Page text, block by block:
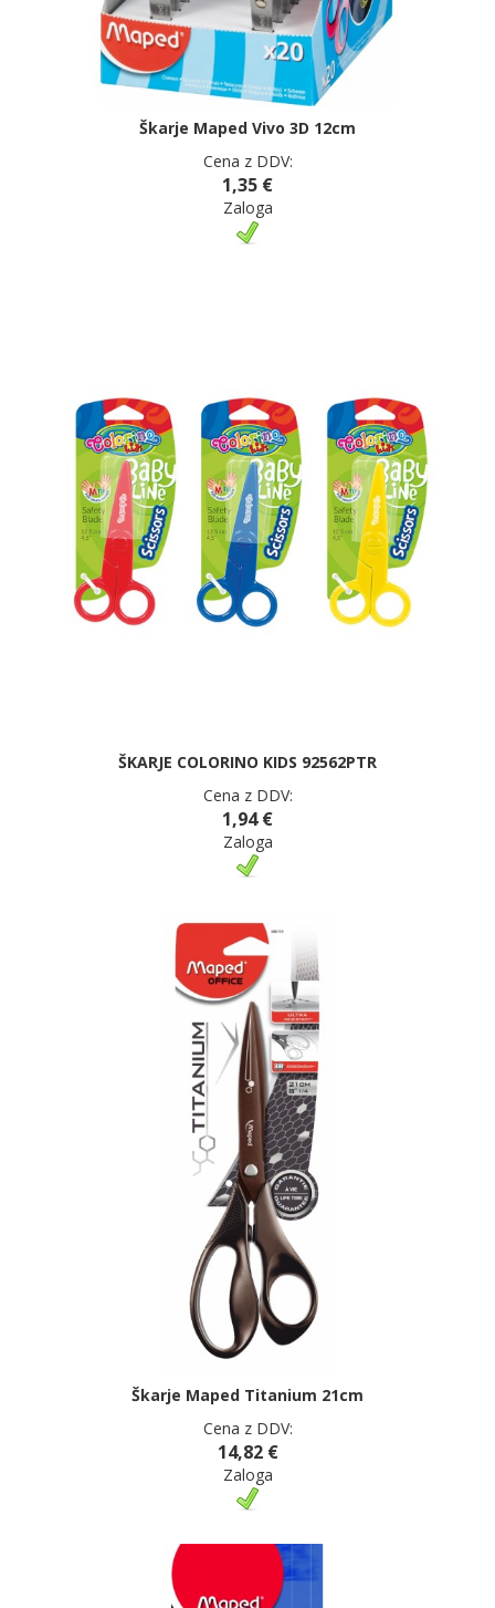
Škarje Maped Vivo 3D 12cm
Cena z DDV:
1,35 €
Zaloga
ŠKARJE COLORINO KIDS 92562PTR
Cena z DDV:
1,94 €
Zaloga
Škarje Maped Titanium 21cm
Cena z DDV:
14,82 €
Zaloga